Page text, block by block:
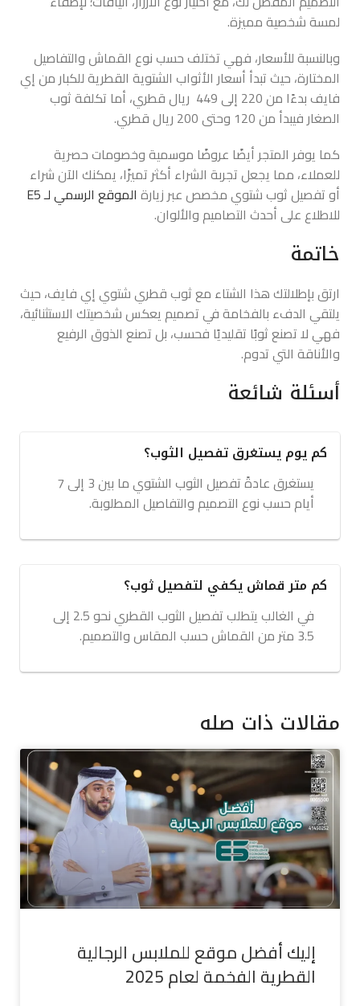
لمسة شخصية مميزة.
وبالنسبة للأسعار، فهي تختلف حسب نوع القماش والتفاصيل
المختارة، حيث تبدأ أسعار الأثواب الشتوية القطرية للكبار من إي
فايف بدءًا من 220 إلى 449 ريال قطري، أما تكلفة ثوب
الصغار فيبدأ من 120 وحتى 200 ريال قطري.
كما يوفر المتجر أيضًا عروضًا موسمية وخصومات حصرية
للعملاء، مما يجعل تجربة الشراء أكثر تميزًا، يمكنك الآن شراء
أو تفصيل ثوب شتوي مخصص عبر زيارة الموقع الرسمي لـ E5
للاطلاع على أحدث التصاميم والألوان.
خاتمة
ارتق بإطلالتك هذا الشتاء مع ثوب قطري شتوي إي فايف، حيث
يلتقي الدفء بالفخامة في تصميم يعكس شخصيتك الاستثنائية،
فهي لا تصنع ثوبًا تقليديًا فحسب، بل تصنع الذوق الرفيع
والأناقة التي تدوم.
أسئلة شائعة
كم يوم يستغرق تفصيل الثوب؟
يستغرق عادةً تفصيل الثوب الشتوي ما بين 3 إلى 7
أيام حسب نوع التصميم والتفاصيل المطلوبة.
كم متر قماش يكفي لتفصيل ثوب؟
في الغالب يتطلب تفصيل الثوب القطري نحو 2.5 إلى
3.5 متر من القماش حسب المقاس والتصميم.
مقالات ذات صله
إليك أفضل موقع للملابس الرجالية
القطرية الفخمة لعام 2025